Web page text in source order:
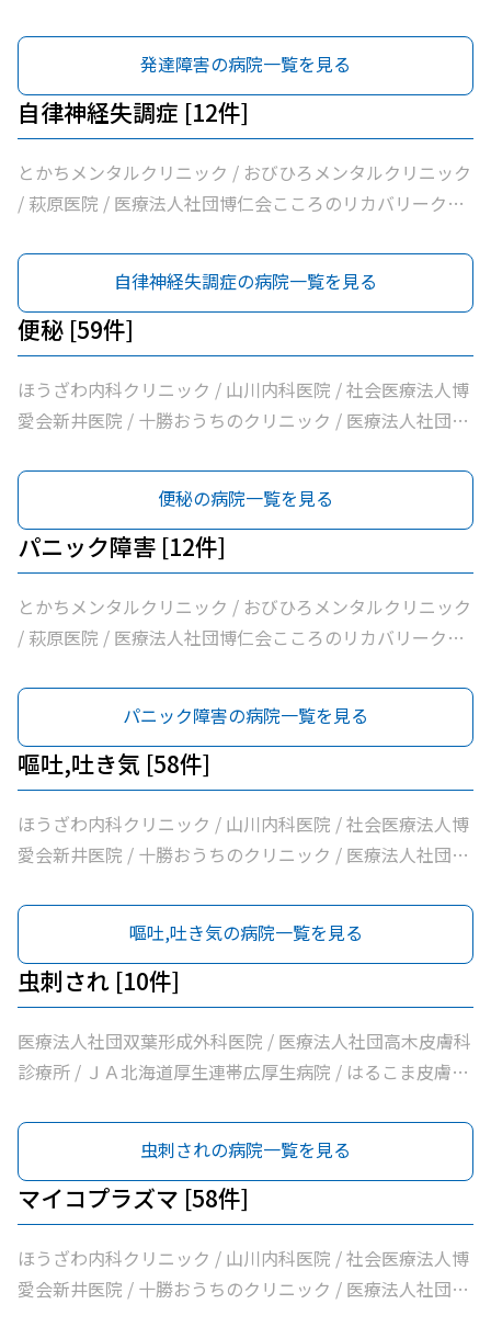
療団帯広西病院 / 独立行政法人国立病院機構帯広病院 / 帯
広記念病院 / 医療法人社団大正クリニック
帯広南の森クリニック / おがわ循環器内科クリニック / 医
療法人社団満岡内科循環器クリニック / ２０条小児科内科
クリニック / 医療法人社団博仁会大江病院 / 公益財団法人
北海道医療団ながい内科医院 / あいた内科循環器クリニッ
ク / いとう内科クリニック / 横手内科クリニック / とかち
消化器内視鏡クリニック / 社会医療法人博愛会開西病院 /
病院機構帯広病院 / 帯広記念病院 / 医療法人社団大正クリ
Ａ北海道厚生連帯広厚生病院 / 大和田心療内科 / 社会福祉
法人北海道社会事業協会帯広病院 / 医療法人社団博仁会大
江病院 / とかちの森心療内科 / 独立行政法人国立病院機構
帯広病院
発達障害の病院一覧を見る
自律神経失調症 [12件]
とかちメンタルクリニック / おびひろメンタルクリニック
/ 萩原医院 / 医療法人社団博仁会こころのリカバリークリ
Ａ北海道厚生連帯広厚生病院 / 大和田心療内科 / 社会福祉
法人北海道社会事業協会帯広病院 / 医療法人社団博仁会大
江病院 / とかちの森心療内科 / 独立行政法人国立病院機構
帯広病院
自律神経失調症の病院一覧を見る
便秘 [59件]
ほうざわ内科クリニック / 山川内科医院 / 社会医療法人博
愛会新井医院 / 十勝おうちのクリニック / 医療法人社団さ
科・呼吸器内科クリニック / こしや糖尿病・内科クリニッ
ク / 萩原医院 / 公益財団法人北海道医療団帯広第一病院 /
ともだ内科消化器クリニック / 医療法人社団隆仁会おく内
科消化器クリニック / 西村内科クリニック / 医療法人社団
自由が丘横山内科クリニック / 帯広中央病院 / みせき内科
消化器クリニック / 十勝勤医協帯広病院 / さかい総合内科
団林内科クリニック / ＪＡ北海道厚生連帯広厚生病院 / 医
療法人新緑通りはやし内科 / あがた内科循環器クリニック
/ 内科・循環器ハートサウンズもりクリニック / サンタさ
んこどもクリニック / 須藤内科クリニック / 医療法人社団
イワタクリニック / 社会医療法人刀圭会協立病院 / 十勝勤
医協白樺医院 / 十勝ヘルスケアクリニック / おおた内科循
科呼吸器科 / いちやなぎ内科消化器科 / 医療法人社団進藤
医院 / 社会福祉法人北海道社会事業協会帯広病院 / 十勝い
たみのクリニックくびかた・こし・ひざ痛診療所 / 本庄内
科クリニック / 帯広東内科循環器科クリニック / クリニッ
クむすかり / 社会医療法人北斗北斗クリニック / 社会医療
法人北斗北斗病院 / 社会福祉法人真宗協会帯広光南病院 /
山田内科クリニック / 医療法人社団帯広南の森クリニック
/ おがわ循環器内科クリニック / 医療法人社団満岡内科循
環器クリニック / ２０条小児科内科クリニック / 医療法人
社団博仁会大江病院 / 公益財団法人北海道医療団ながい内
科医院 / あいた内科循環器クリニック / いとう内科クリニ
ック / 横手内科クリニック / とかち消化器内視鏡クリニッ
便秘の病院一覧を見る
パニック障害 [12件]
とかちメンタルクリニック / おびひろメンタルクリニック
/ 萩原医院 / 医療法人社団博仁会こころのリカバリークリ
Ａ北海道厚生連帯広厚生病院 / 大和田心療内科 / 社会福祉
法人北海道社会事業協会帯広病院 / 医療法人社団博仁会大
江病院 / とかちの森心療内科 / 独立行政法人国立病院機構
帯広病院
パニック障害の病院一覧を見る
嘔吐,吐き気 [58件]
ほうざわ内科クリニック / 山川内科医院 / 社会医療法人博
愛会新井医院 / 十勝おうちのクリニック / 医療法人社団さ
科・呼吸器内科クリニック / こしや糖尿病・内科クリニッ
ク / 萩原医院 / 公益財団法人北海道医療団帯広第一病院 /
ともだ内科消化器クリニック / 医療法人社団隆仁会おく内
科消化器クリニック / 西村内科クリニック / 医療法人社団
自由が丘横山内科クリニック / 帯広中央病院 / みせき内科
消化器クリニック / 十勝勤医協帯広病院 / さかい総合内科
団林内科クリニック / ＪＡ北海道厚生連帯広厚生病院 / 医
療法人新緑通りはやし内科 / あがた内科循環器クリニック
/ 内科・循環器ハートサウンズもりクリニック / サンタさ
んこどもクリニック / 須藤内科クリニック / 医療法人社団
イワタクリニック / 社会医療法人刀圭会協立病院 / 十勝勤
医協白樺医院 / 十勝ヘルスケアクリニック / おおた内科循
嘔吐,吐き気の病院一覧を見る
虫刺され [10件]
医療法人社団双葉形成外科医院 / 医療法人社団高木皮膚科
診療所 / ＪＡ北海道厚生連帯広厚生病院 / はるこま皮膚科
た整形外科クリニック / 社会医療法人刀圭会協立病院 / 社
会医療法人北斗北斗クリニック / 医療法人社団あんどう皮
膚科 / 医療法人社団緑葉会グリーン皮膚科クリニック
虫刺されの病院一覧を見る
マイコプラズマ [58件]
ほうざわ内科クリニック / 山川内科医院 / 社会医療法人博
愛会新井医院 / 十勝おうちのクリニック / 医療法人社団さ